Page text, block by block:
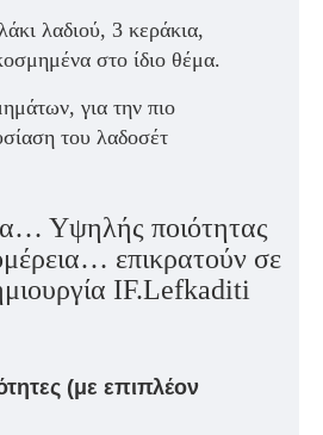
λαδιού, 3 κεράκια,
στο ίδιο θέμα.
για την πιο
του λαδοσέτ
Υψηλής ποιότητας
επικρατούν σε
IF.Lefkaditi
(με επιπλέον